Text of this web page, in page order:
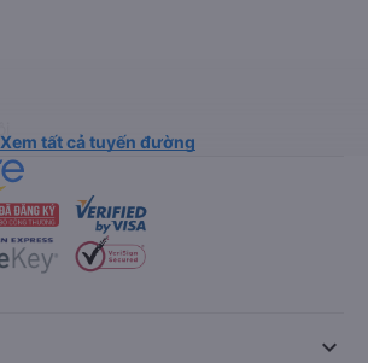
Xem tất cả tuyến đường
keyboard_arrow_down